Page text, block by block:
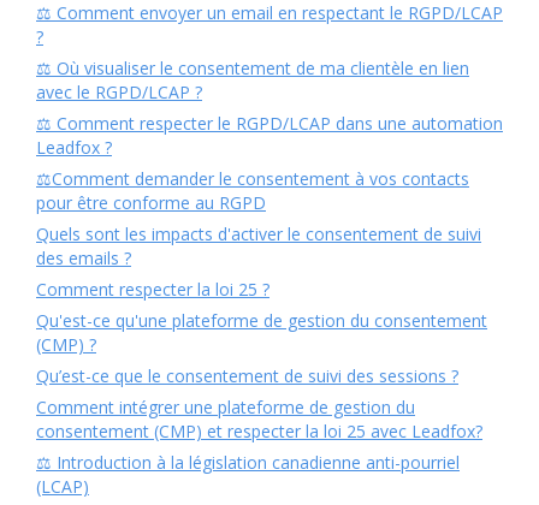
⚖️ Comment envoyer un email en respectant le RGPD/LCAP
?
⚖️ Où visualiser le consentement de ma clientèle en lien
avec le RGPD/LCAP ?
⚖️ Comment respecter le RGPD/LCAP dans une automation
Leadfox ?
⚖️Comment demander le consentement à vos contacts
pour être conforme au RGPD
Quels sont les impacts d'activer le consentement de suivi
des emails ?
Comment respecter la loi 25 ?
Qu'est-ce qu'une plateforme de gestion du consentement
(CMP) ?
Qu’est-ce que le consentement de suivi des sessions ?
Comment intégrer une plateforme de gestion du
consentement (CMP) et respecter la loi 25 avec Leadfox?
⚖️ Introduction à la législation canadienne anti-pourriel
(LCAP)